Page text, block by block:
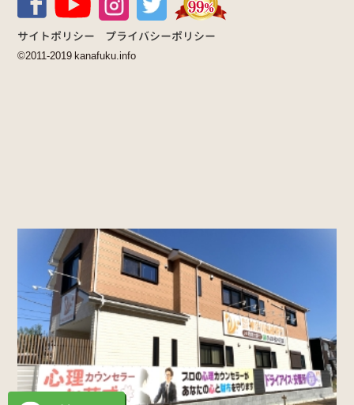
サイトポリシー プライバシーポリシー
©2011-2019 kanafuku.info